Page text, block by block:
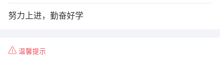
努力上进，勤奋好学
温馨提示